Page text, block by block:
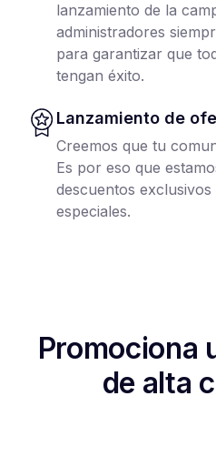
lanzamiento de la
administradores
para garantizar que
tengan éxito.
Lanzamiento de
Creemos que tu
Es por eso que
descuentos
especiales.
Promociona
de alta